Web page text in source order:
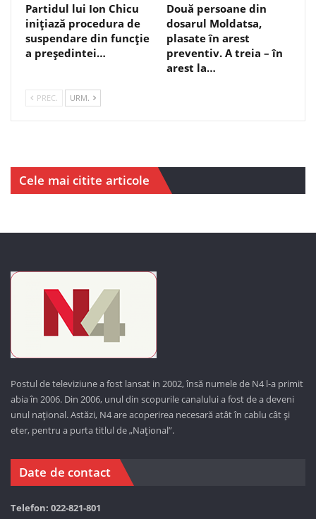
Partidul lui Ion Chicu
inițiază procedura de
suspendare din funcție
a președintei…
Două persoane din
dosarul Moldatsa,
plasate în arest
preventiv. A treia – în
arest la…
PREC. URM.
Cele mai citite articole
Postul de televiziune a fost lansat in 2002, însă numele de N4 l-a primit
abia în 2006. Din 2006, unul din scopurile canalului a fost de a deveni
unul național. Astăzi, N4 are acoperirea necesară atât în cablu cât și
eter, pentru a purta titlul de „Național”.
Date de contact
Telefon: 022-821-801